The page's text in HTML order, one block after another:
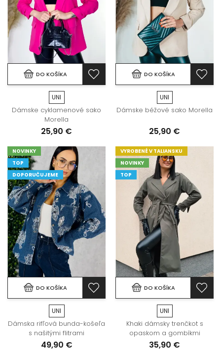
DO KOŠÍKA
UNI
Dámske cyklamenové sako
Morella
25,90 €
DO KOŠÍKA
UNI
Dámske béžové sako Morella
25,90 €
NOVINKY
TOP
DOPORUČUJEME
DO KOŠÍKA
UNI
Dámska rifľová bunda-košeľa
s našitými flitrami
49,90 €
VYROBENÉ V TALIANSKU
NOVINKY
TOP
DO KOŠÍKA
UNI
Khaki dámsky trenčkot s
opaskom a gombíkmi
35,90 €